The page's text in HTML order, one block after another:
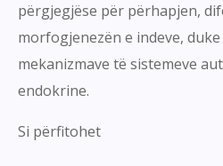
përgjegjëse për përhapjen,
morfogjenezën e indeve,
mekanizmave të sistemeve
endokrine.
Si përfitohet